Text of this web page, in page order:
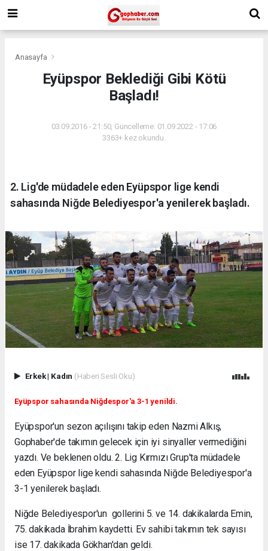
Anasayfa
Eyüpspor Beklediği Gibi Kötü
Başladı!
03.09.2016 - 21:50, Güncelleme: 01.09.2022 - 17:06
3363+ kez okundu.
2. Lig'de müdadele eden Eyüpspor lige kendi
sahasında Niğde Belediyespor'a yenilerek başladı.
Erkek| Kadın (Haberi Sesli Oku)
Eyüpspor sahasında Niğdespor'a 3-1 yenildi.
Eyüpspor'un sezon açılışını takip eden Nazmi Alkış,
Gophaber'de takımın gelecek için iyi sinyaller vermediğini
yazdı. Ve beklenen oldu. 2. Lig Kırmızı Grup'ta müdadele
eden Eyüpspor lige kendi sahasında Niğde Belediyespor'a
3-1 yenilerek başladı.
Niğde Belediyespor'un gollerini 5. ve 14. dakikalarda Emin,
75. dakikada İbrahim kaydetti. Ev sahibi takımın tek sayısı
ise 17. dakikada Gökhan'dan geldi.